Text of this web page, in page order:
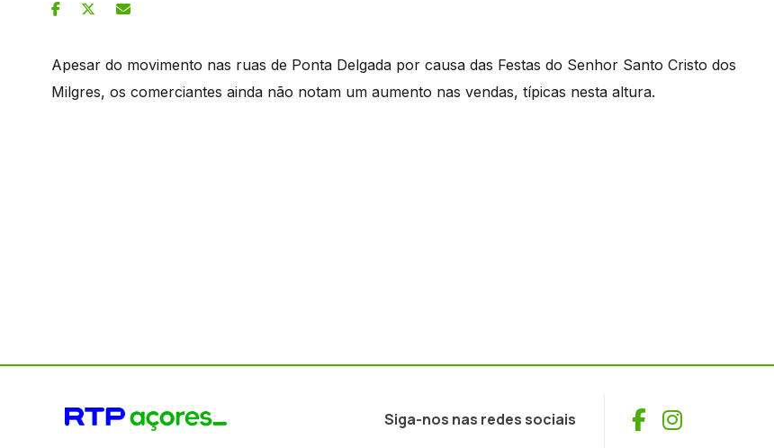
Apesar do movimento nas ruas de Ponta Delgada por causa das Festas do Senhor Santo Cristo dos
Milgres, os comerciantes ainda não notam um aumento nas vendas, típicas nesta altura.
Siga-nos nas redes sociais Facebook
Instagram